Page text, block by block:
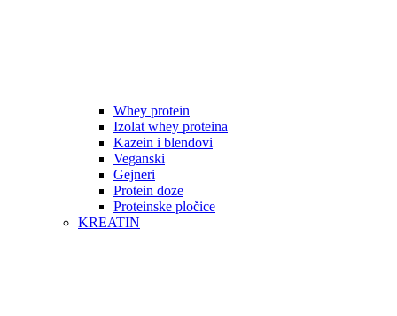
Whey protein
Izolat whey proteina
Kazein i blendovi
Veganski
Gejneri
Protein doze
Proteinske pločice
KREATIN